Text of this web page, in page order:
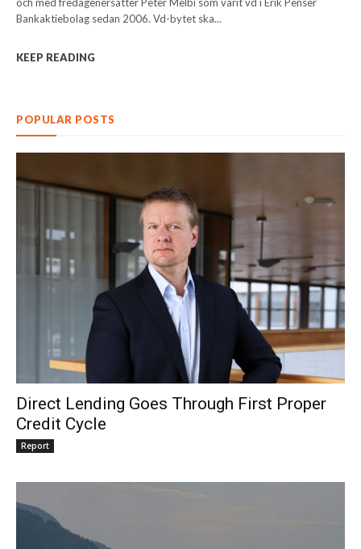
Bankaktiebolag sedan 2006. Vd-bytet ska...
KEEP READING
POPULAR POSTS
Direct Lending Goes Through First Proper
Credit Cycle
Report